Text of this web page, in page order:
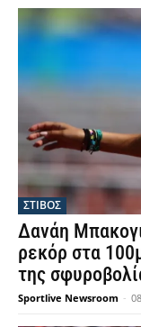
ΣΤΙΒΟΣ
Δανάη
ρεκόρ στα
της
Sportlive Newsroom -